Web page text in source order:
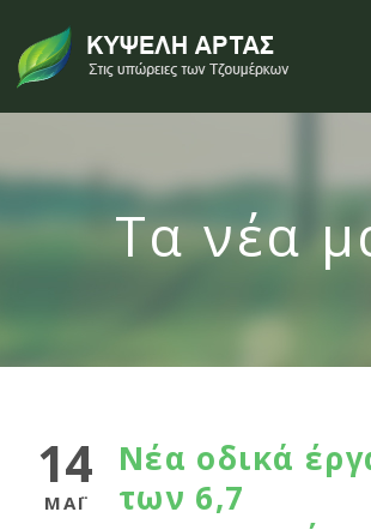
Τα νέα
14
ΜΆΙ
Νέα οδικά
των 6,7